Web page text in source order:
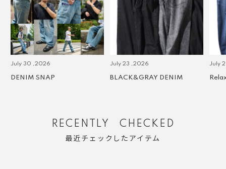
July 30 ,2026
DENIM SNAP
July 23 ,2026
BLACK&GRAY DENIM
July 2
Relax
RECENTLY CHECKED
最近チェックしたアイテム